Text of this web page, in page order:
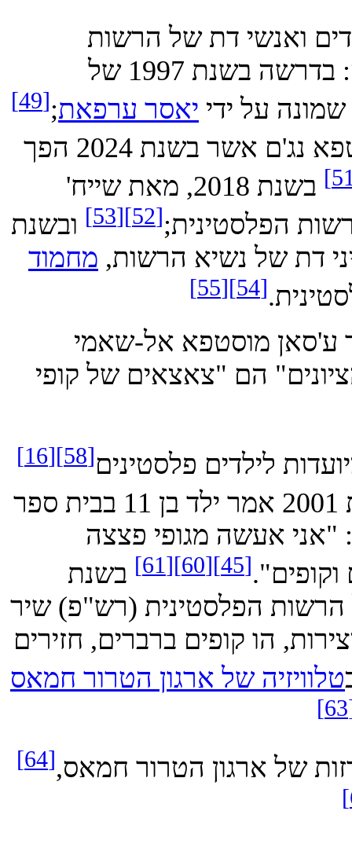
ואנשי דת של הרשות
בשנת 1997 של
על ידייאסר ערפאת;
[49]
בדרשה בשנת 2002 של מוחמד מוסטפא נג'ם אשר בשנת 2024 הפך
בשנת 2018, מאת שייח'
הפלסטינית;[52]
[53]
ובשנת
מחמוד
[54]
[55]
ע'סאן מוסטפא אל-שאמי
הם "צאצאים של קופי
לילדים פלסטינים[58]
[16]
וכן את הילדים עצמם. לדוגמה, בשנת 2001 אמר ילד בן 11 בבית ספר
אעשה מגופי פצצה
[45]
[60]
[61]
בשנת
הרשות הפלסטינית (רש"פ) שיר
הו קופים ברברים, חזירים
של ארגון הטרור חמאס
של ארגון הטרור חמאס,[64]